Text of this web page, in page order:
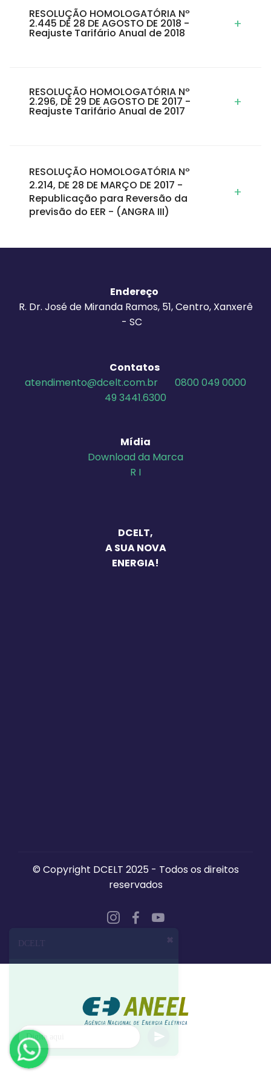
RESOLUÇÃO HOMOLOGATÓRIA Nº
2.445 DE 28 DE AGOSTO DE 2018 -
Reajuste Tarifário Anual de 2018
+
RESOLUÇÃO HOMOLOGATÓRIA Nº
2.296, DE 29 DE AGOSTO DE 2017 -
Reajuste Tarifário Anual de 2017
+
RESOLUÇÃO HOMOLOGATÓRIA Nº
2.214, DE 28 DE MARÇO DE 2017 -
Republicação para Reversão da
previsão do EER - (ANGRA III)
+
Endereço
R. Dr. José de Miranda Ramos, 51, Centro, Xanxerê
- SC
Contatos
atendimento@dcelt.com.br
0800 049 0000
49 3441.6300
Mídia
Download da Marca
R I
DCELT,
A SUA NOVA
ENERGIA!
© Copyright DCELT 2025 - Todos os direitos
reservados
Olá!👋